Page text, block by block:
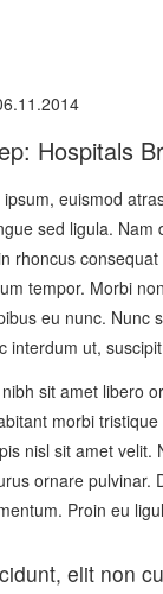
Hospitals
euismod
sed ligula.
rhoncus
tempor. Morbi
eu nunc. Nunc
interdum ut,
sit amet libero
morbi
nisl sit amet
ornare pulvinar.
Proin eu
elit non